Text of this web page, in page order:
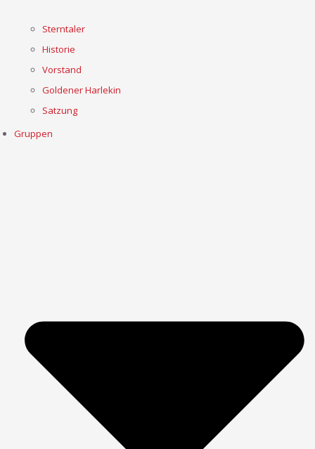
Sterntaler
Historie
Vorstand
Goldener Harlekin
Satzung
Gruppen